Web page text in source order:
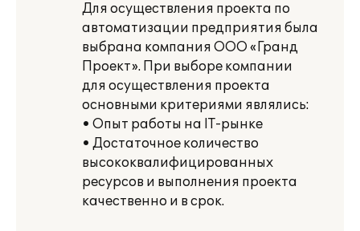
Для осуществления проекта по
автоматизации предприятия была
выбрана компания ООО «Гранд
Проект». При выборе компании
для осуществления проекта
основными критериями являлись:
• Опыт работы на IТ-рынке
• Достаточное количество
высококвалифицированных
ресурсов и выполнения проекта
качественно и в срок.